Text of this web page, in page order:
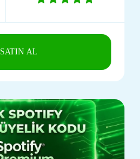
ŞİMDİ SATIN AL